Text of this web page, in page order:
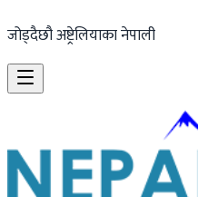
जोड्दैछौ अष्ट्रेलियाका नेपाली